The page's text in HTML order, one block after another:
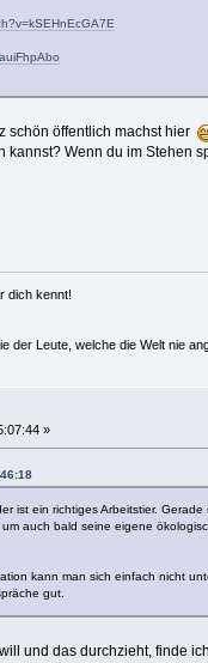
schön öffentlich machst hier
Wenn du im Stehen
dich kennt!
der Leute, welche die Welt nie
»
ist ein richtiges Arbeitstier.
auch bald seine eigene
kann man sich einfach nicht
gut.
und das durchzieht, finde